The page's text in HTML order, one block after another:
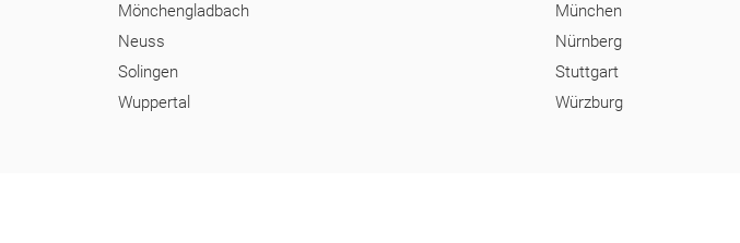
Mönchengladbach
München
Neuss
Nürnberg
Solingen
Stuttgart
Wuppertal
Würzburg